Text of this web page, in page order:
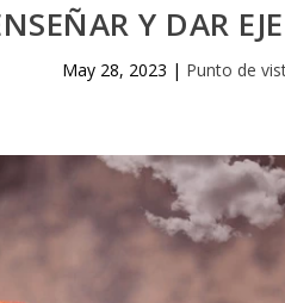
Y DAR
May 28, 2023 | Punto de